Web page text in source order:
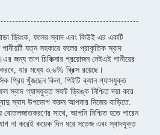
ড্রিংক, ফলের স্বাদ এবং কিউই এর একটি
যত্ন সহকারে ফলের প্রাকৃতিক স্বাদ
জন্য তাপ চিকিত্সার প্রয়োজন নেইএই পানীয়ের
যার মধ্যে ৩.৬% ব্রিক্স রয়েছে।
প্রিয় খুঁজছেন কিনা, পিইটি ক্যান গ্যাসযুক্ত
ফল স্বাদ গ্যাসযুক্ত সফট ড্রিঙ্ক নিশ্চিত দয়া করে
স্বাদ উপভোগ করুন আপনার নিজের বাড়িতে.
বোতলজাতকরণের সাথে, আপনি নিশ্চিত হতে পারেন
না করেই কয়েক দিন ধরে সতেজ এবং স্বাদযুক্ত